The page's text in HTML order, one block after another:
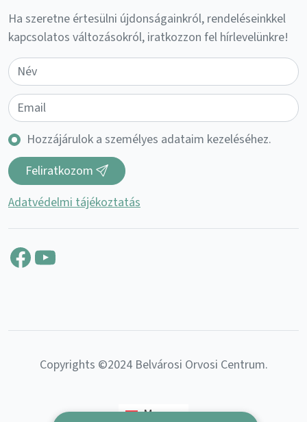
Ha szeretne értesülni újdonságainkról, rendeléseinkkel
kapcsolatos változásokról, iratkozzon fel hírlevelünkre!
Hozzájárulok a személyes adataim kezeléséhez.
Feliratkozom
Adatvédelmi tájékoztatás
Facebook
YouTube
Copyrights ©2024 Belvárosi Orvosi Centrum.
Magyar